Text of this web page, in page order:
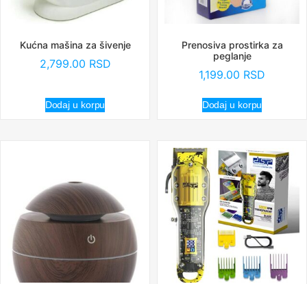
Kućna mašina za šivenje
2,799.00 RSD
Dodaj u korpu
Prenosiva prostirka za
peglanje
1,199.00 RSD
Dodaj u korpu